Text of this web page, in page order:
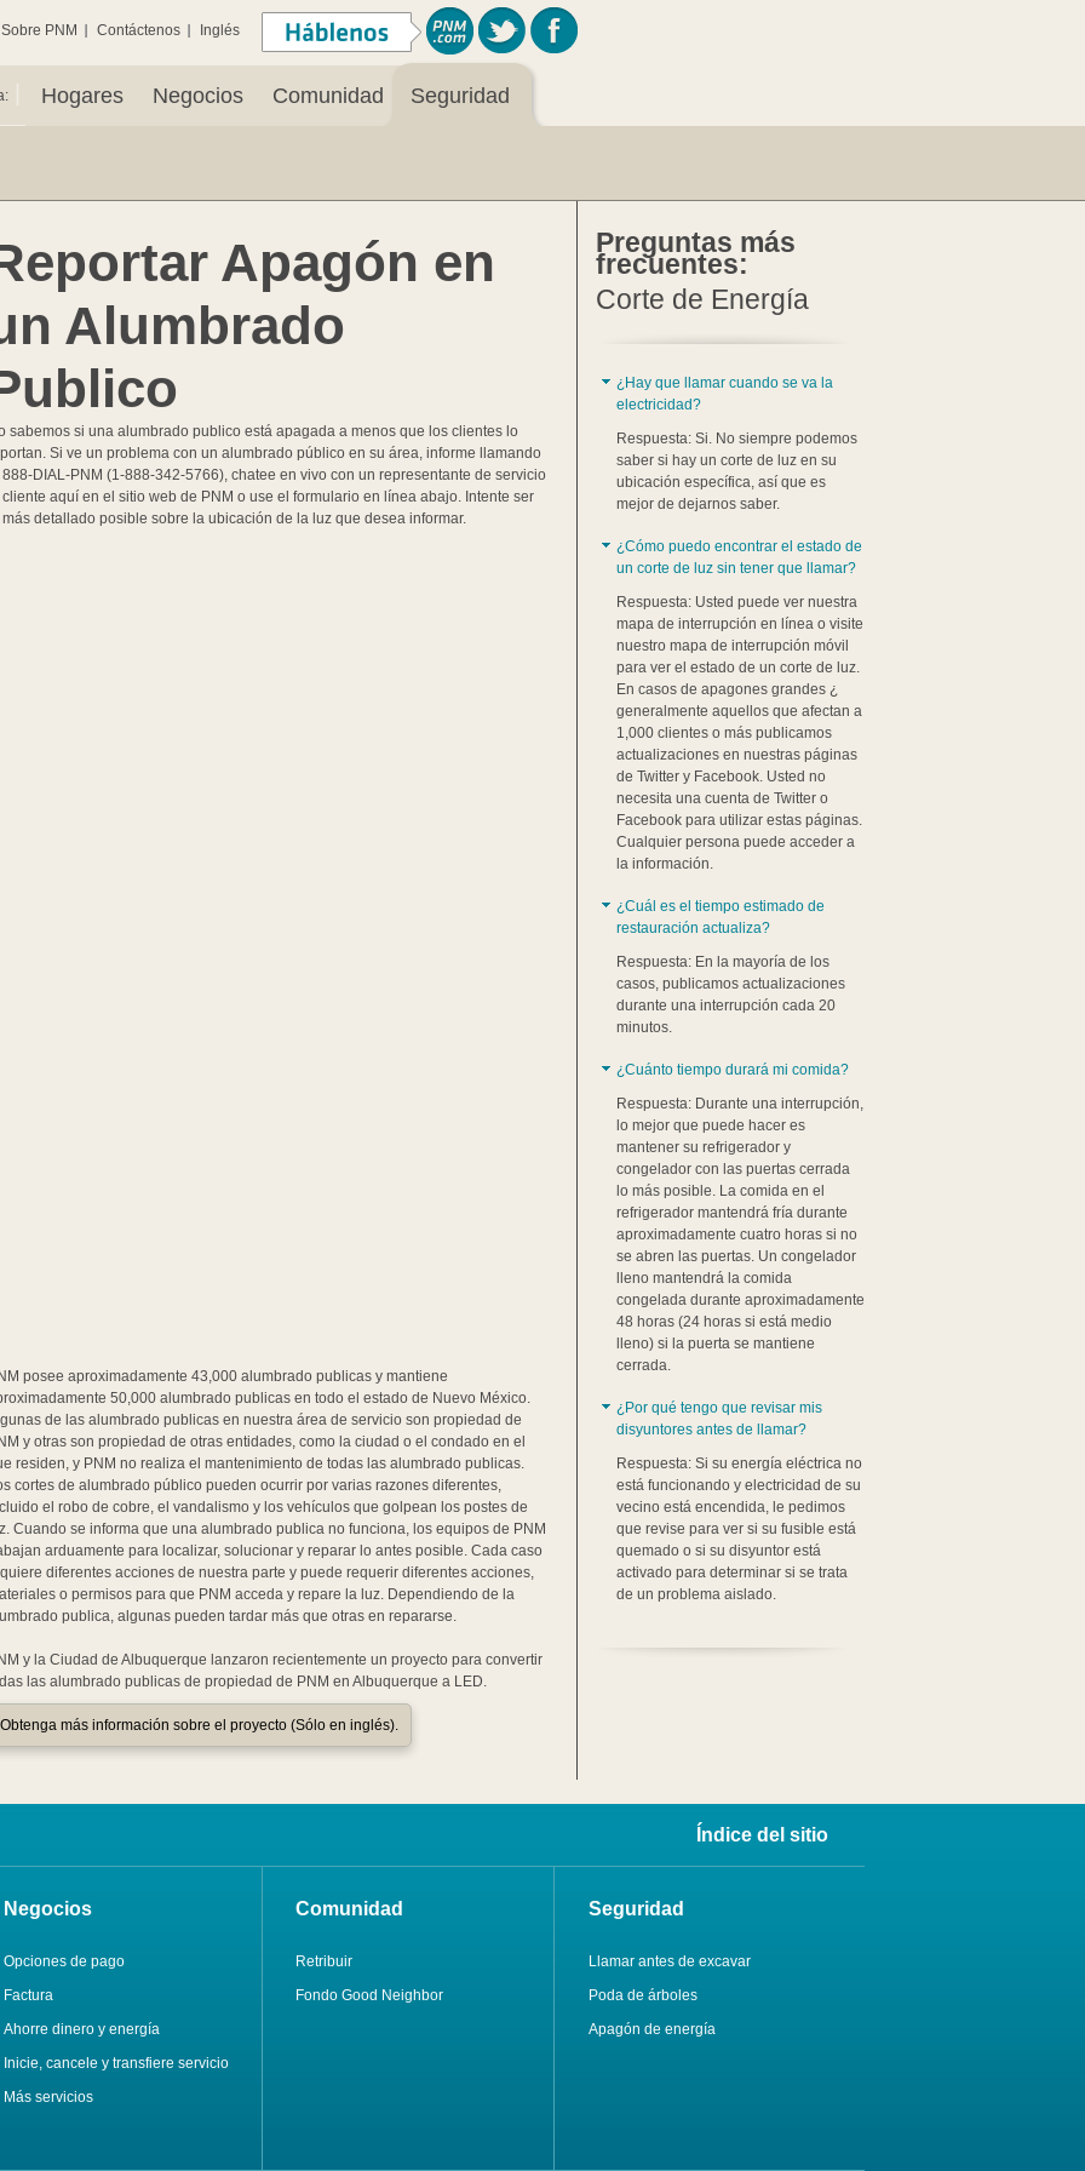
Sobre PNM Contáctenos Inglés
Hogares Negocios Comunidad Seguridad
Apagón en
Alumbrado
sabemos si una alumbrado publico está apagada a menos que los clientes lo
Si ve un problema con un alumbrado público en su área, informe llamando
DIAL-PNM (1-888-342-5766), chatee en vivo con un representante de servicio
aquí en el sitio web de PNM o use el formulario en línea abajo. Intente ser
más detallado posible sobre la ubicación de la luz que desea informar.
posee aproximadamente 43,000 alumbrado publicas y mantiene
50,000 alumbrado publicas en todo el estado de Nuevo México.
de las alumbrado publicas en nuestra área de servicio son propiedad de
y otras son propiedad de otras entidades, como la ciudad o el condado en el
residen, y PNM no realiza el mantenimiento de todas las alumbrado publicas.
cortes de alumbrado público pueden ocurrir por varias razones diferentes,
el robo de cobre, el vandalismo y los vehículos que golpean los postes de
Cuando se informa que una alumbrado publica no funciona, los equipos de PNM
arduamente para localizar, solucionar y reparar lo antes posible. Cada caso
diferentes acciones de nuestra parte y puede requerir diferentes acciones,
o permisos para que PNM acceda y repare la luz. Dependiendo de la
publica, algunas pueden tardar más que otras en repararse.
y la Ciudad de Albuquerque lanzaron recientemente un proyecto para convertir
las alumbrado publicas de propiedad de PNM en Albuquerque a LED.
Obtenga más información sobre el proyecto (Sólo en inglés).
Preguntas más
frecuentes:
Corte de Energía
¿Hay que llamar cuando se va la
electricidad?
Respuesta: Si. No siempre podemos
saber si hay un corte de luz en su
ubicación específica, así que es
mejor de dejarnos saber.
¿Cómo puedo encontrar el estado de
un corte de luz sin tener que llamar?
Respuesta: Usted puede ver nuestra
mapa de interrupción en línea o visite
nuestro mapa de interrupción móvil
para ver el estado de un corte de luz.
En casos de apagones grandes ¿
generalmente aquellos que afectan a
1,000 clientes o más publicamos
actualizaciones en nuestras páginas
de Twitter y Facebook. Usted no
necesita una cuenta de Twitter o
Facebook para utilizar estas páginas.
Cualquier persona puede acceder a
la información.
¿Cuál es el tiempo estimado de
restauración actualiza?
Respuesta: En la mayoría de los
casos, publicamos actualizaciones
durante una interrupción cada 20
minutos.
¿Cuánto tiempo durará mi comida?
Respuesta: Durante una interrupción,
lo mejor que puede hacer es
mantener su refrigerador y
congelador con las puertas cerrada
lo más posible. La comida en el
refrigerador mantendrá fría durante
aproximadamente cuatro horas si no
se abren las puertas. Un congelador
lleno mantendrá la comida
congelada durante aproximadamente
48 horas (24 horas si está medio
lleno) si la puerta se mantiene
cerrada.
¿Por qué tengo que revisar mis
disyuntores antes de llamar?
Respuesta: Si su energía eléctrica no
está funcionando y electricidad de su
vecino está encendida, le pedimos
que revise para ver si su fusible está
quemado o si su disyuntor está
activado para determinar si se trata
de un problema aislado.
Índice del sitio
Negocios
Opciones de pago
Factura
Ahorre dinero y energía
Inicie, cancele y transfiere servicio
Más servicios
Comunidad
Retribuir
Fondo Good Neighbor
Seguridad
Llamar antes de excavar
Poda de árboles
Apagón de energía